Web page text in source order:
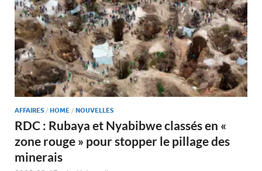
AFFAIRES / HOME / NOUVELLES
RDC : Rubaya et Nyabibwe classés en «
zone rouge » pour stopper le pillage des
minerais